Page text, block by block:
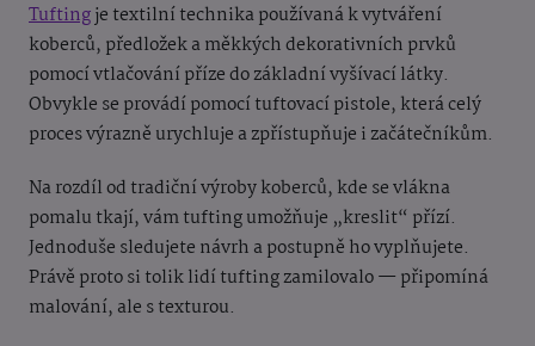
Tuftingje textilní technika používaná k vytváření
koberců, předložek a měkkých dekorativních prvků
pomocí vtlačování příze do základní vyšívací látky.
Obvykle se provádí pomocí tuftovací pistole, která celý
proces výrazně urychluje a zpřístupňuje i začátečníkům.
Na rozdíl od tradiční výroby koberců, kde se vlákna
pomalu tkají, vám tufting umožňuje „kreslit“ přízí.
Jednoduše sledujete návrh a postupně ho vyplňujete.
Právě proto si tolik lidí tufting zamilovalo — připomíná
malování, ale s texturou.